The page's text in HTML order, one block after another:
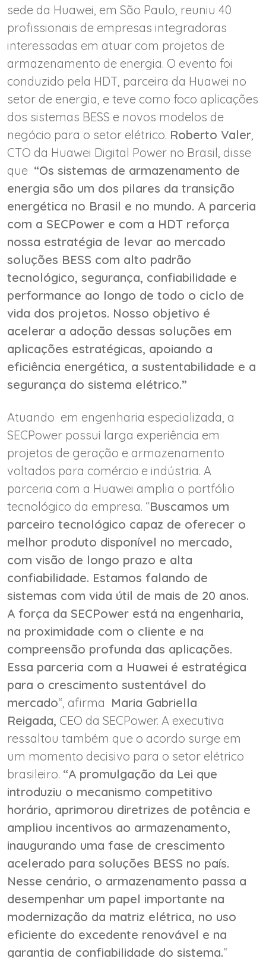
sede da Huawei, em São Paulo, reuniu 40
profissionais de empresas integradoras
interessadas em atuar com projetos de
armazenamento de energia. O evento foi
conduzido pela HDT, parceira da Huawei no
setor de energia, e teve como foco aplicações
dos sistemas BESS e novos modelos de
negócio para o setor elétrico. Roberto Valer
CTO da Huawei Digital Power no Brasil, disse
que “Os sistemas de armazenamento de
energia são um dos pilares da transição
energética no Brasil e no mundo. A parceria
com a SECPower e com a HDT reforça
nossa estratégia de levar ao mercado
soluções BESS com alto padrão
tecnológico, segurança, confiabilidade e
performance ao longo de todo o ciclo de
vida dos projetos. Nosso objetivo é
acelerar a adoção dessas soluções em
aplicações estratégicas, apoiando a
eficiência energética, a sustentabilidade e a
segurança do sistema elétrico.”
Atuando em engenharia especializada, a
SECPower possui larga experiência em
projetos de geração e armazenamento
voltados para comércio e indústria. A
parceria com a Huawei amplia o portfólio
tecnológico da empresa. “Buscamos um
parceiro tecnológico capaz de oferecer o
melhor produto disponível no mercado,
com visão de longo prazo e alta
confiabilidade. Estamos falando de
sistemas com vida útil de mais de 20 anos.
A força da SECPower está na engenharia,
na proximidade com o cliente e na
compreensão profunda das aplicações.
Essa parceria com a Huawei é estratégica
para o crescimento sustentável do
mercado“, afirma Maria Gabriella
Reigada, CEO da SECPower. A executiva
ressaltou também que o acordo surge em
um momento decisivo para o setor elétrico
brasileiro. “A promulgação da Lei que
introduziu o mecanismo competitivo
horário, aprimorou diretrizes de potência e
ampliou incentivos ao armazenamento,
inaugurando uma fase de crescimento
acelerado para soluções BESS no país.
Nesse cenário, o armazenamento passa a
desempenhar um papel importante na
modernização da matriz elétrica, no uso
eficiente do excedente renovável e na
garantia de confiabilidade do sistema.“